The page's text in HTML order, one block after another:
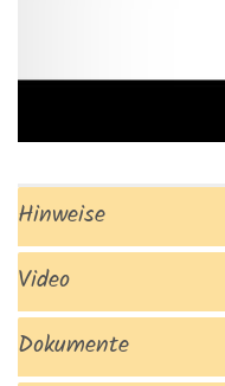
Hinweise
Video
Dokumente